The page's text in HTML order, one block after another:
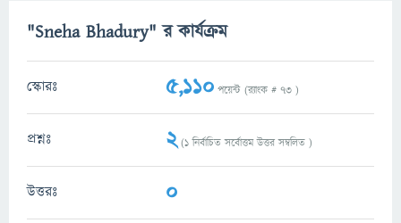
"Sneha Bhadury" র কার্যক্রম
স্কোরঃ 5,110 পয়েন্ট (র‌্যাংক # 73 )
প্রশ্নঃ 2(1নির্বাচিত সর্বোত্তম উত্তর সম্বলিত )
উত্তরঃ 0